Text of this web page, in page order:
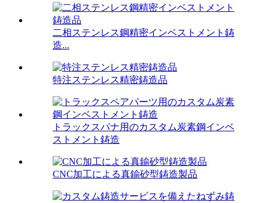
二相ステンレス鋼精密インベストメント鋳
造...
特注ステンレス精密鋳造品
トラックスパナ用のカスタム炭素鋼インベ
ストメント鋳造
CNC加工による真鍮砂型鋳造製品